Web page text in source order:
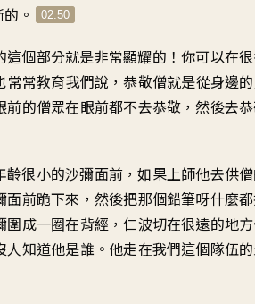
。 02:50
這個部分就是非常顯耀的 ！你可以在
常常教育我們說 ，恭敬僧就是從身邊
前的僧眾在眼前都不去恭敬，然後去
齡很小的沙彌面前 ，如果上師他去供
面前跪下來，然後把那個鉛筆呀什麼
圍成一圈在背經 ，仁波切在很遠的地方
人知道他是誰 。他走在我們這個隊伍